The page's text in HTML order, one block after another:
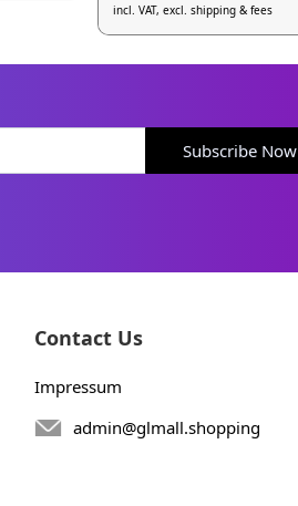
incl. VAT, excl. shipping & fees
Subscribe Now
Contact Us
Impressum
admin@glmall.shopping